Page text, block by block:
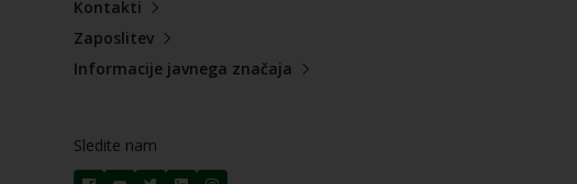
Kontakti
Zaposlitev
Informacije javnega značaja
Sledite nam